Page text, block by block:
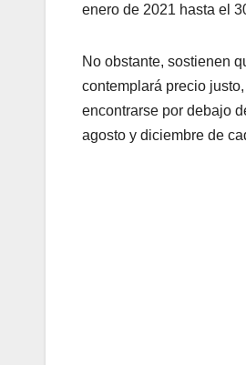
enero de 2021 hasta el
No obstante, sostienen
contemplará precio
encontrarse por debajo
agosto y diciembre de